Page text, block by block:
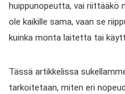
huippunopeutta, vai riittääkö
ole kaikille sama, vaan se
kuinka monta laitetta tai
Tässä artikkelissa
tarkoitetaan, miten eri